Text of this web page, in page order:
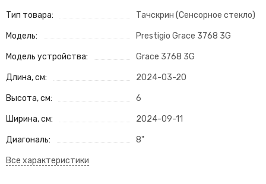
Тип товара: Тачскрин (Сенсорное стекло)
Модель: Prestigio Grace 3768 3G
Модель устройства: Grace 3768 3G
Длина, см: 2024-03-20
Высота, см: 6
Ширина, см: 2024-09-11
Диагональ: 8"